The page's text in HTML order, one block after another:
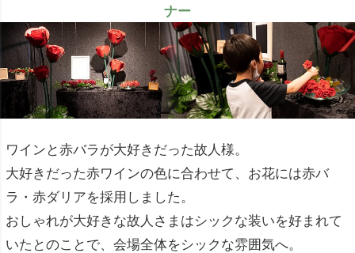
ナー
ワインと赤バラが大好きだった故人様。
大好きだった赤ワインの色に合わせて、お花には赤バ
ラ・赤ダリアを採用しました。
おしゃれが大好きな故人さまはシックな装いを好まれて
いたとのことで、会場全体をシックな雰囲気へ。